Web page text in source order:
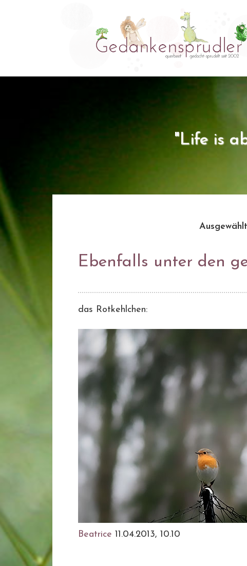
"Life is
Ebenfalls unter den
das Rotkehlchen:
Beatrice 11.04.2013, 10.10